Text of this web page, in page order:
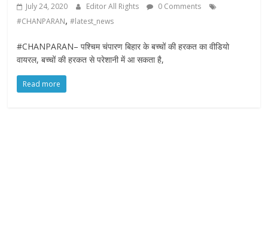
July 24, 2020 Editor All Rights
0 Comments
#CHANPARAN,#latest_news
#CHANPARAN– पश्चिम चंपारण बिहार के बच्चों की हरकत का वीडियो
वायरल, बच्चों की हरकत से परेशानी में आ सकता है,
Read more